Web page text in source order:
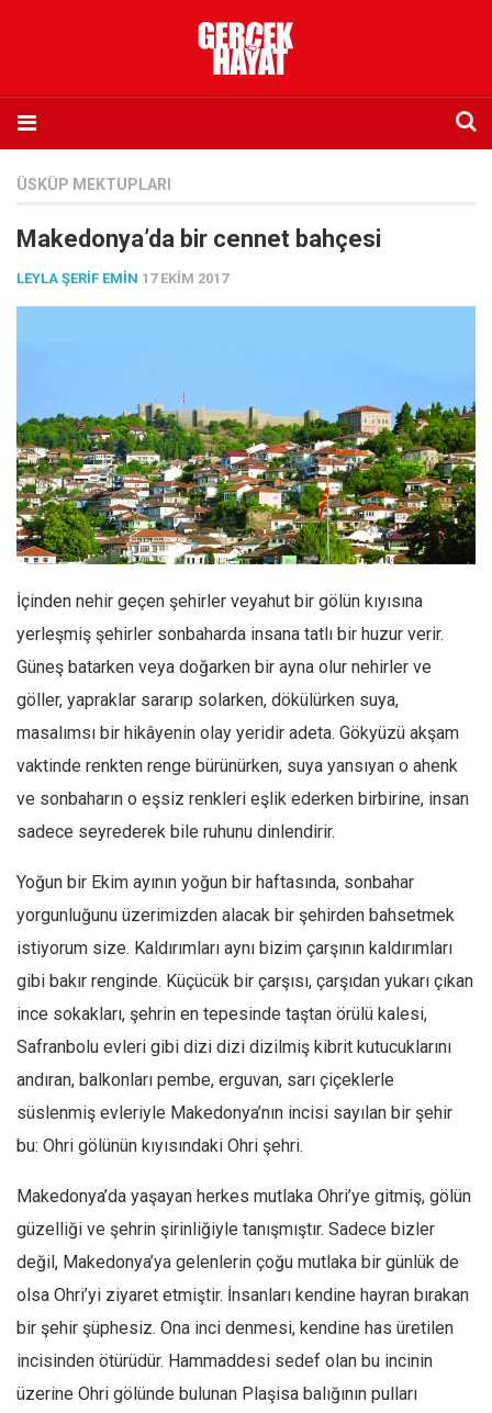
Künye
İletişim
Eksik sayıların temini
Sosyal Medya
Twitter
Facebook
Instagram
Editörden
Kemal Özer
Mahmut Toptaş
Yvonne Ridley
Barış Tarımcıoğlu
Ömer Kayani
Yusuf Armağan
Hasanali Yıldırım
Leyla Şerif Emin
Selçuk Türkyılmaz
Mehmet Ali Tekin
Abir E. Nahas
Amina S. Jenenkovic
Bağdagül Öz
» Yazar arşivi
Bu Sayı
Tüm Sayılar
Kategoriler
Kültür Sanat
Kitap
ÜSKÜP MEKTUPLARI
Makedonya’da bir cennet bahçesi
LEYLA ŞERIF EMIN 17 EKIM 2017
İçinden nehir geçen şehirler veyahut bir gölün kıyısına
yerleşmiş şehirler sonbaharda insana tatlı bir huzur verir.
Güneş batarken veya doğarken bir ayna olur nehirler ve
göller, yapraklar sararıp solarken, dökülürken suya,
masalımsı bir hikâyenin olay yeridir adeta. Gökyüzü akşam
vaktinde renkten renge bürünürken, suya yansıyan o ahenk
ve sonbaharın o eşsiz renkleri eşlik ederken birbirine, insan
sadece seyrederek bile ruhunu dinlendirir.
Yoğun bir Ekim ayının yoğun bir haftasında, sonbahar
yorgunluğunu üzerimizden alacak bir şehirden bahsetmek
istiyorum size. Kaldırımları aynı bizim çarşının kaldırımları
gibi bakır renginde. Küçücük bir çarşısı, çarşıdan yukarı çıkan
ince sokakları, şehrin en tepesinde taştan örülü kalesi,
Safranbolu evleri gibi dizi dizi dizilmiş kibrit kutucuklarını
andıran, balkonları pembe, erguvan, sarı çiçeklerle
süslenmiş evleriyle Makedonya’nın incisi sayılan bir şehir
bu: Ohri gölünün kıyısındaki Ohri şehri.
Makedonya’da yaşayan herkes mutlaka Ohri’ye gitmiş, gölün
güzelliği ve şehrin şirinliğiyle tanışmıştır. Sadece bizler
değil, Makedonya’ya gelenlerin çoğu mutlaka bir günlük de
olsa Ohri’yi ziyaret etmiştir. İnsanları kendine hayran bırakan
bir şehir şüphesiz. Ona inci denmesi, kendine has üretilen
incisinden ötürüdür. Hammaddesi sedef olan bu incinin
üzerine Ohri gölünde bulunan Plaşisa balığının pulları